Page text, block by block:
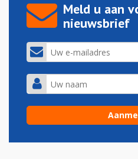
Meld u aan
nieuwsbrief